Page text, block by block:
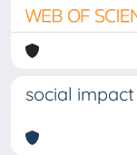
social impact